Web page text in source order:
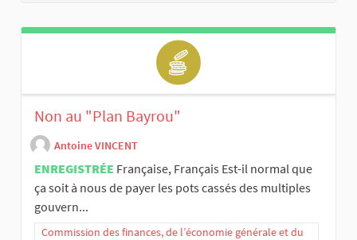
Non au "Plan Bayrou"
Antoine VINCENT
ENREGISTRÉE Française, Français Est-il normal que
ça soit à nous de payer les pots cassés des multiples
gouvern...
Commission des finances, de l’économie générale et du